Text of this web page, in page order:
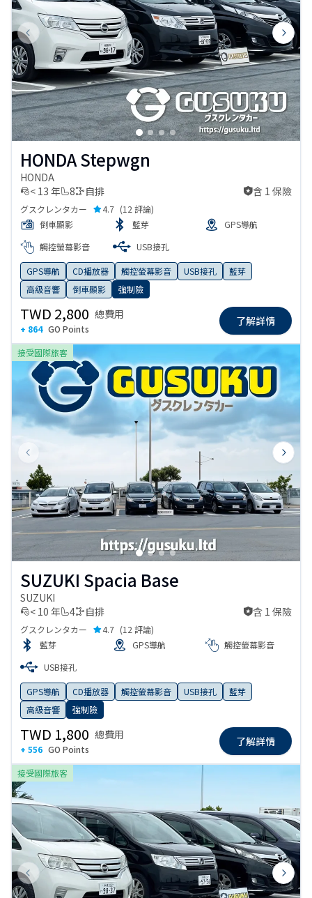
Previous slide Next
HONDA Stepwgn
HONDA
< 13 年
8 自排
含 1 保險 含 1 保險
グスクレンタカー 4.7 (12 評論)
倒車顯影
藍芽
GPS導航
觸控螢幕影音
USB接孔
GPS導航 CD播放器 觸控螢幕影音 USB接孔
藍芽
高級音響
倒車顯影 強制險
TWD 2,800 總費用
+ 864 GO Points
了解詳情
接受國際旅客
Previous slide Next
SUZUKI Spacia Base
SUZUKI
< 10 年
4 自排
含 1 保險 含 1 保險
グスクレンタカー 4.7 (12 評論)
藍芽
GPS導航
觸控螢幕影音
USB接孔
GPS導航 CD播放器 觸控螢幕影音 USB接孔
藍芽
高級音響
強制險
TWD 1,800 總費用
+ 556 GO Points
了解詳情
接受國際旅客
Previous slide Next